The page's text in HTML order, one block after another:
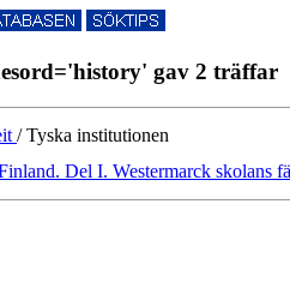
gav 2 träffar
/ Tyska institutionen
Del I. Westermarck skolans